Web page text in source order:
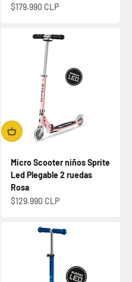
Precio de oferta
$179.990 CLP
Micro Scooter niños Sprite
Led Plegable 2 ruedas
Rosa
Precio de oferta
$129.990 CLP